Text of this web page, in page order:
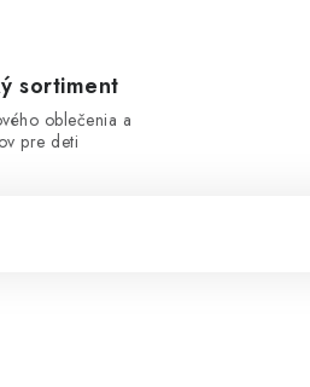
sortiment
oblečenia a
pre deti